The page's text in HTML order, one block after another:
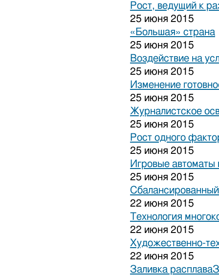
Рост, ведущий к
25 июня 2015
«Большая» страна
25 июня 2015
Воздействие на
25 июня 2015
Изменение
25 июня 2015
Журналистское
25 июня 2015
Рост одного
25 июня 2015
Игровые
25 июня 2015
22 июня 2015
Технология
22 июня 2015
Художественно-
22 июня 2015
Заливка